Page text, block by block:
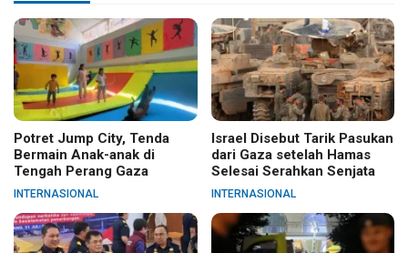
Potret Jump City, Tenda
Bermain Anak-anak di
Tengah Perang Gaza
INTERNASIONAL
Israel Disebut Tarik Pasukan
dari Gaza setelah Hamas
Selesai Serahkan Senjata
INTERNASIONAL